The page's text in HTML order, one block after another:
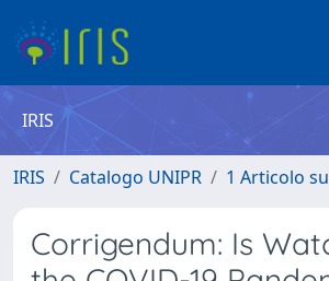
IRIS
IRIS Catalogo UNIPR 1 Articolo
Corrigendum: Is